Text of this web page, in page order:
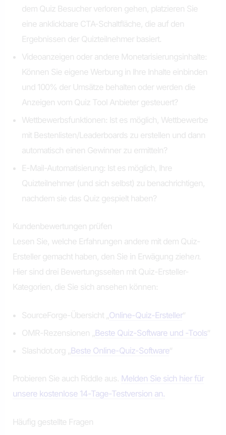
dem Quiz Besucher verloren gehen, platzieren Sie
eine anklickbare CTA-Schaltfläche, die auf den
Ergebnissen der Quizteilnehmer basiert.
Videoanzeigen oder andere Monetarisierungsinhalte:
Können Sie eigene Werbung in Ihre Inhalte einbinden
und 100% der Umsätze behalten oder werden die
Anzeigen vom Quiz Tool Anbieter gesteuert?
Wettbewerbsfunktionen: Ist es möglich, Wettbewerbe
mit Bestenlisten/Leaderboards zu erstellen und dann
automatisch einen Gewinner zu ermitteln?
E-Mail-Automatisierung: Ist es möglich, Ihre
Quizteilnehmer (und sich selbst) zu benachrichtigen,
nachdem sie das Quiz gespielt haben?
Kundenbewertungen prüfen
Lesen Sie, welche Erfahrungen andere mit dem Quiz-
Ersteller gemacht haben, den Sie in Erwägung ziehen.
Hier sind drei Bewertungsseiten mit Quiz-Ersteller-
Kategorien, die Sie sich ansehen können:
SourceForge-Übersicht „Online-Quiz-Ersteller“
OMR-Rezensionen „Beste Quiz-Software und -Tools“
Slashdot.org „Beste Online-Quiz-Software“
Probieren Sie auch Riddle aus. Melden Sie sich hier für
unsere kostenlose 14-Tage-Testversion an.
Häufig gestellte Fragen